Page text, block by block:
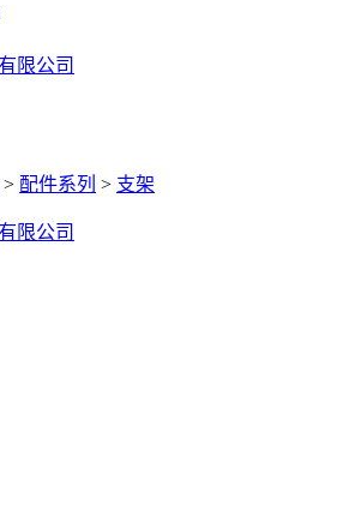
> 配件系列 > 支架